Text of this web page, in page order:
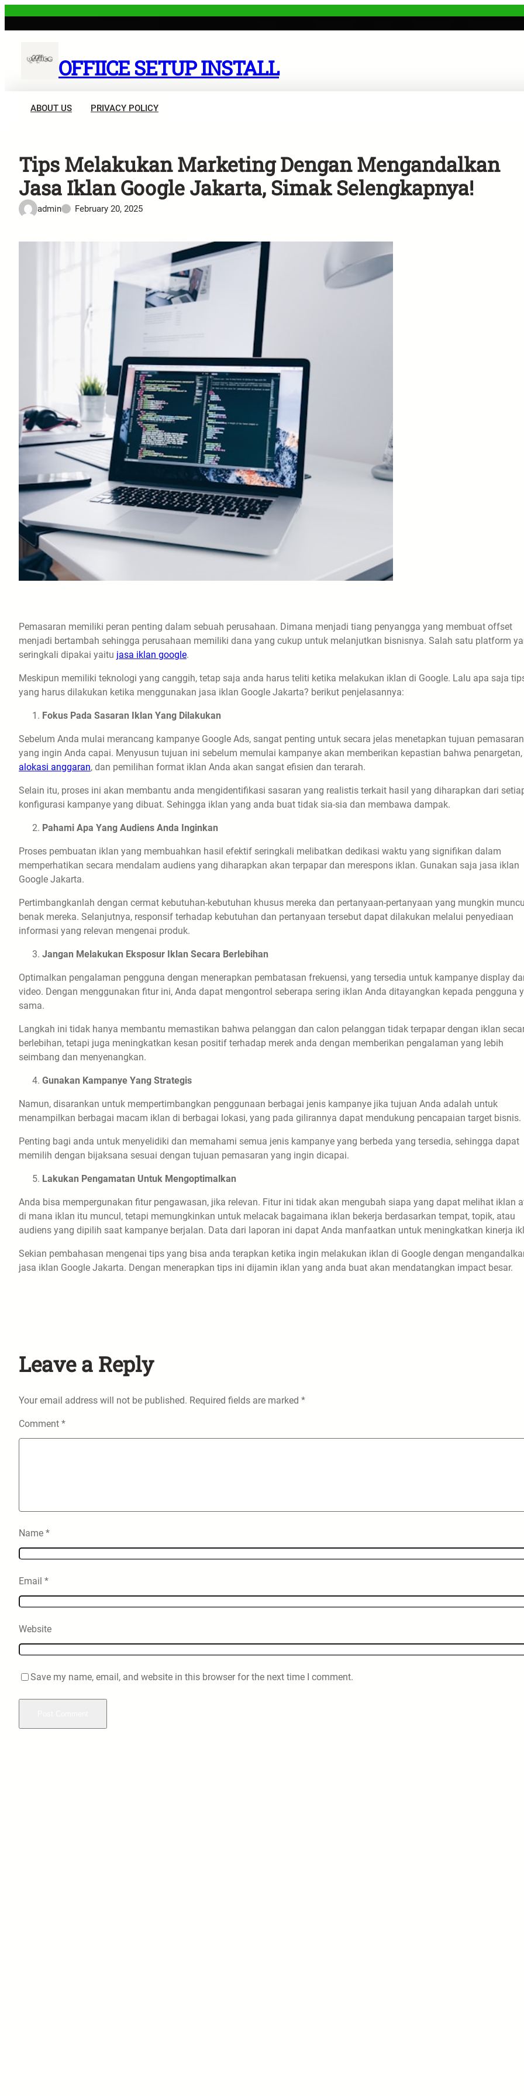
OFFIICE SETUP INSTALL
ABOUT US PRIVACY POLICY
Tips Melakukan Marketing Dengan Mengandalkan
Jasa Iklan Google Jakarta, Simak Selengkapnya!
admin February 20, 2025
Pemasaran memiliki peran penting dalam sebuah perusahaan. Dimana menjadi tiang penyangga yang membuat offset
menjadi bertambah sehingga perusahaan memiliki dana yang cukup untuk melanjutkan bisnisnya. Salah satu platform
seringkali dipakai yaitu jasa iklan google.
Meskipun memiliki teknologi yang canggih, tetap saja anda harus teliti ketika melakukan iklan di Google. Lalu apa saja
yang harus dilakukan ketika menggunakan jasa iklan Google Jakarta? berikut penjelasannya:
Fokus Pada Sasaran Iklan Yang Dilakukan
Sebelum Anda mulai merancang kampanye Google Ads, sangat penting untuk secara jelas menetapkan tujuan pemasaran
yang ingin Anda capai. Menyusun tujuan ini sebelum memulai kampanye akan memberikan kepastian bahwa penargetan,
alokasi anggaran, dan pemilihan format iklan Anda akan sangat efisien dan terarah.
Selain itu, proses ini akan membantu anda mengidentifikasi sasaran yang realistis terkait hasil yang diharapkan dari
konfigurasi kampanye yang dibuat. Sehingga iklan yang anda buat tidak sia-sia dan membawa dampak.
Pahami Apa Yang Audiens Anda Inginkan
Proses pembuatan iklan yang membuahkan hasil efektif seringkali melibatkan dedikasi waktu yang signifikan dalam
memperhatikan secara mendalam audiens yang diharapkan akan terpapar dan merespons iklan. Gunakan saja jasa iklan
Google Jakarta.
Pertimbangkanlah dengan cermat kebutuhan-kebutuhan khusus mereka dan pertanyaan-pertanyaan yang mungkin
benak mereka. Selanjutnya, responsif terhadap kebutuhan dan pertanyaan tersebut dapat dilakukan melalui penyediaan
informasi yang relevan mengenai produk.
Jangan Melakukan Eksposur Iklan Secara Berlebihan
Optimalkan pengalaman pengguna dengan menerapkan pembatasan frekuensi, yang tersedia untuk kampanye display
video. Dengan menggunakan fitur ini, Anda dapat mengontrol seberapa sering iklan Anda ditayangkan kepada pengguna
sama.
Langkah ini tidak hanya membantu memastikan bahwa pelanggan dan calon pelanggan tidak terpapar dengan iklan
berlebihan, tetapi juga meningkatkan kesan positif terhadap merek anda dengan memberikan pengalaman yang lebih
seimbang dan menyenangkan.
Gunakan Kampanye Yang Strategis
Namun, disarankan untuk mempertimbangkan penggunaan berbagai jenis kampanye jika tujuan Anda adalah untuk
menampilkan berbagai macam iklan di berbagai lokasi, yang pada gilirannya dapat mendukung pencapaian target bisnis.
Penting bagi anda untuk menyelidiki dan memahami semua jenis kampanye yang berbeda yang tersedia, sehingga dapat
memilih dengan bijaksana sesuai dengan tujuan pemasaran yang ingin dicapai.
Lakukan Pengamatan Untuk Mengoptimalkan
Anda bisa mempergunakan fitur pengawasan, jika relevan. Fitur ini tidak akan mengubah siapa yang dapat melihat iklan
di mana iklan itu muncul, tetapi memungkinkan untuk melacak bagaimana iklan bekerja berdasarkan tempat, topik, atau
audiens yang dipilih saat kampanye berjalan. Data dari laporan ini dapat Anda manfaatkan untuk meningkatkan kinerja
Sekian pembahasan mengenai tips yang bisa anda terapkan ketika ingin melakukan iklan di Google dengan
jasa iklan Google Jakarta. Dengan menerapkan tips ini dijamin iklan yang anda buat akan mendatangkan impact besar.
Leave a Reply
Your email address will not be published. Required fields are marked *
Comment *
Name *
Email *
Website
Save my name, email, and website in this browser for the next time I comment.